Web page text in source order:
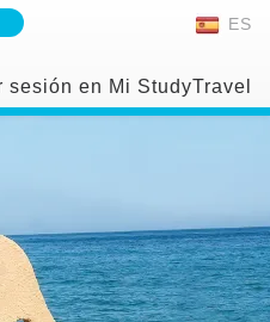
ES
sesión en Mi StudyTravel